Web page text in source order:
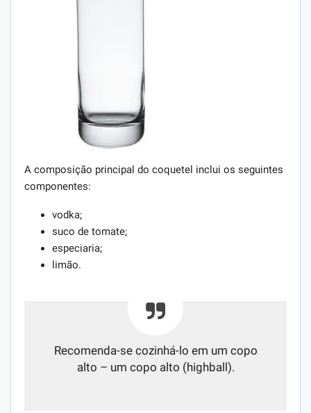
A composição principal do coquetel inclui os seguintes
componentes:
vodka;
suco de tomate;
especiaria;
limão.
Recomenda-se cozinhá-lo em um copo
alto – um copo alto (highball).